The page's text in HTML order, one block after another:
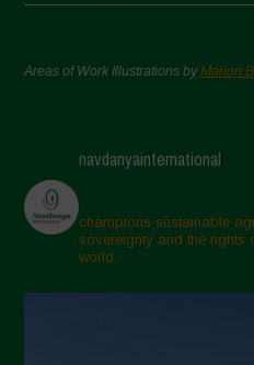
Areas of Work Illustrations byMarion
navdanyainternational
champions sustainable
sovereignty and the rights
world.